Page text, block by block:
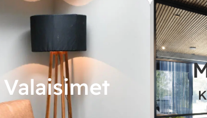
Valaisimet